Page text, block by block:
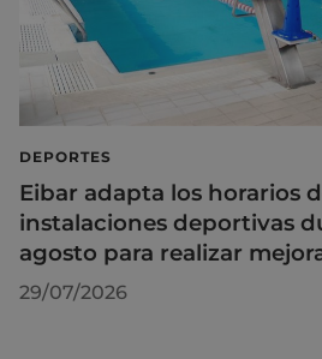
DEPORTES
Eibar adapta los horarios
instalaciones deportivas
agosto para realizar
29/07/2026